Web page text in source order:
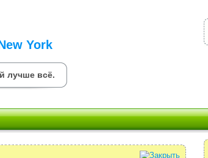
York
лучше всё.